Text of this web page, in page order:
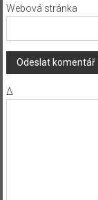
Webová stránka
Δ